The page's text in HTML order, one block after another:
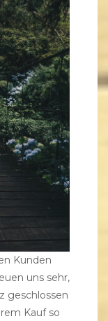
Kunden
uns sehr,
geschlossen
Kauf so